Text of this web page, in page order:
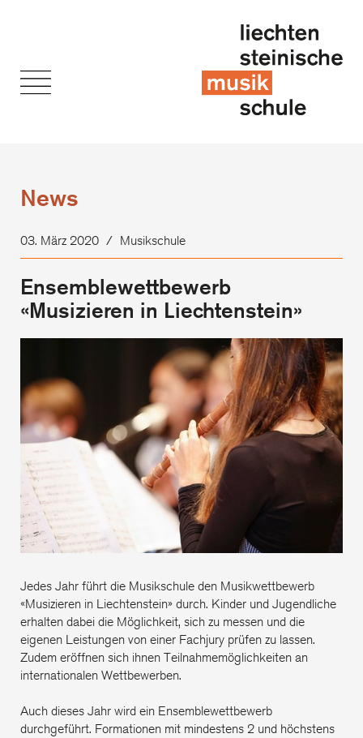
News
03. März 2020 / Musikschule
Ensemblewettbewerb
«Musizieren in Liechtenstein»
Jedes Jahr führt die Musikschule den Musikwettbewerb
«Musizieren in Liechtenstein» durch. Kinder und Jugendliche
erhalten dabei die Möglichkeit, sich zu messen und die
eigenen Leistungen von einer Fachjury prüfen zu lassen.
Zudem eröffnen sich ihnen Teilnahmemöglichkeiten an
internationalen Wettbewerben.
Auch dieses Jahr wird ein Ensemblewettbewerb
durchgeführt. Formationen mit mindestens 2 und höchstens